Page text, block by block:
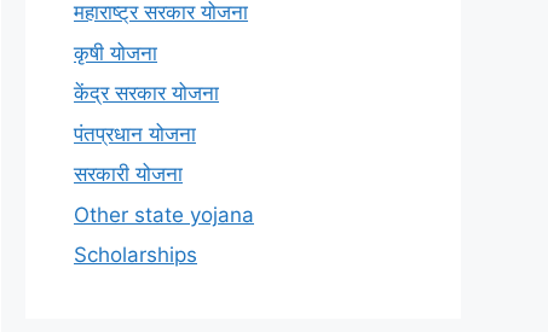
महाराष्ट्र सरकार योजना
कृषी योजना
केंद्र सरकार योजना
पंतप्रधान योजना
सरकारी योजना
Other state yojana
Scholarships